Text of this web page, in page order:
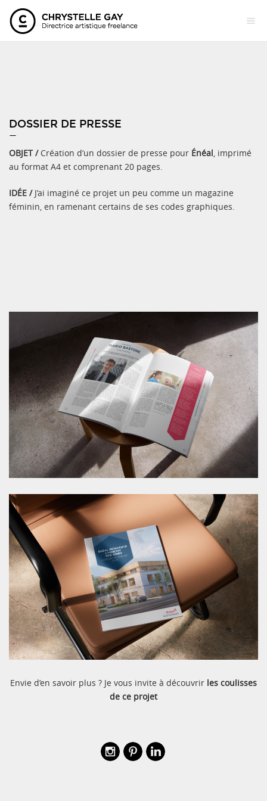
DOSSIER DE PRESSE
—
OBJET /Création d’un dossier de presse pour Énéal, imprimé
au format A4 et comprenant 20 pages.
IDÉE / J’ai imaginé ce projet un peu comme un magazine
féminin, en ramenant certains de ses codes graphiques.
Envie d’en savoir plus ? Je vous invite à découvrir les coulisses
de ce projet